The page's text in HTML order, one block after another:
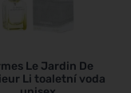
Le Jardin De
Li toaletní voda